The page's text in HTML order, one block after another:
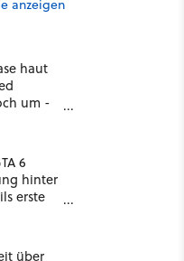
anzeigen
haut
um -
6
hinter
erste
über